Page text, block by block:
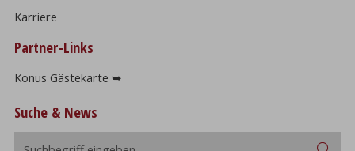
Karriere
Partner-Links
Konus Gästekarte ➥
Suche & News